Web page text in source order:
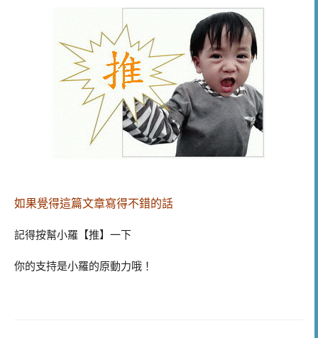
如果覺得這篇文章寫得不錯的話
記得按幫小羅【推】一下
你的支持是小羅的原動力哦！